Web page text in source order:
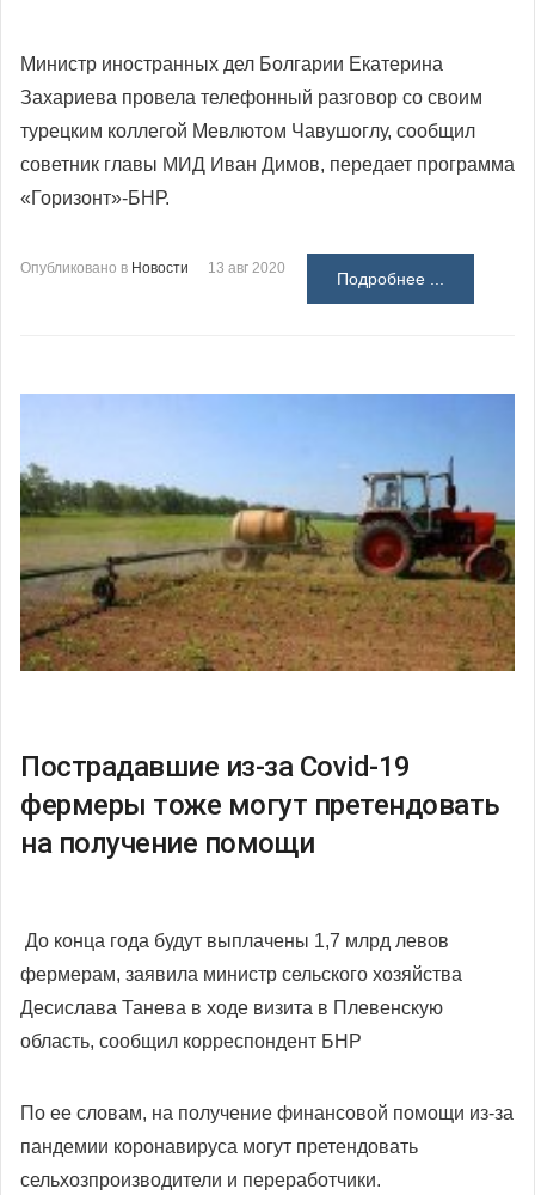
Министр иностранных дел Болгарии Екатерина
Захариева провела телефонный разговор со своим
турецким коллегой Мевлютом Чавушоглу, сообщил
советник главы МИД Иван Димов, передает программа
«Горизонт»-БНР.
Опубликовано в Новости 13 авг 2020
Подробнее ...
Пострадавшие из-за Covid-19
фермеры тоже могут претендовать
на получение помощи
До конца года будут выплачены 1,7 млрд левов
фермерам, заявила министр сельского хозяйства
Десислава Танева в ходе визита в Плевенскую
область, сообщил корреспондент БНР
По ее словам, на получение финансовой помощи из-за
пандемии коронавируса могут претендовать
сельхозпроизводители и переработчики.